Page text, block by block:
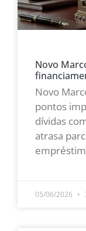
Novo
Novo
pontos
dívidas
atrasa
05/06/2026